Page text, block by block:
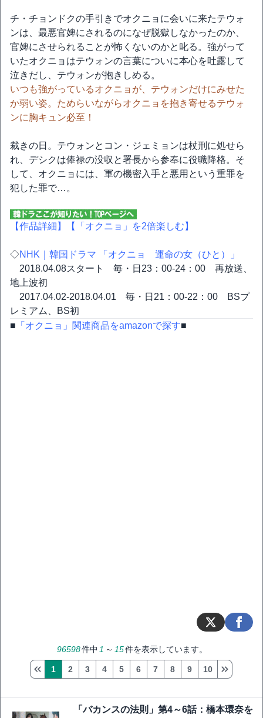
チ・チョンドクの手引きでオクニョに会いに来たテウォ
ンは、最悪官婢にされるのになぜ脱獄しなかったのか、
官婢にさせられることが怖くないのかと叱る。強がって
いたオクニョはテウォンの言葉についに本心を吐露して
泣きだし、テウォンが抱きしめる。
いつも強がっているオクニョが、テウォンだけにみせた
か弱い姿。ためらいながらオクニョを抱き寄せるテウォ
ンに胸キュン必至！
裁きの日。テウォンとコン・ジェミョンは杖刑に処せら
れ、デシクは俸禄の没収と署長から参奉に役職降格。そ
して、オクニョには、軍の機密入手と悪用という重罪を
犯した罪で…。
【作品詳細】 【「オクニョ」を2倍楽しむ】
◇NHK｜韓国ドラマ 「オクニョ 運命の女（ひと）」
2018.04.08スタート 毎・日23：00-24：00 再放送、
地上波初
2017.04.02-2018.04.01 毎・日21：00-22：00 BSプ
レミアム、BS初
■ 「オクニョ」関連商品をamazonで探す■
96598件中 1 ～ 15件を表示しています。
1 2 3 4 5 6 7 8 9 10
「バカンスの法則」第4～6話：橋本環奈を